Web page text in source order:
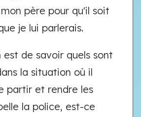
père pour qu'il soit
je lui parlerais.
est de savoir quels sont
la situation où il
partir et rendre les
la police, est-ce